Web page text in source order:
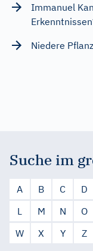
Immanuel
Niedere
Suche im
A B C D
L
M N O
W
X Y Z